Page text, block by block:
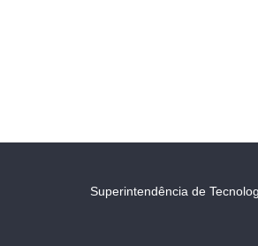
Superintendência de